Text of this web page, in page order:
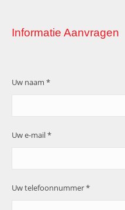
Informatie Aanvragen
Uw naam *
Uw e-mail *
Uw telefoonnummer *